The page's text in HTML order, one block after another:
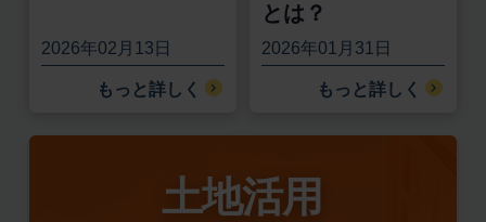
2026年02月13日
もっと詳しく
とは？
2026年01月31日
もっと詳しく
土地活用